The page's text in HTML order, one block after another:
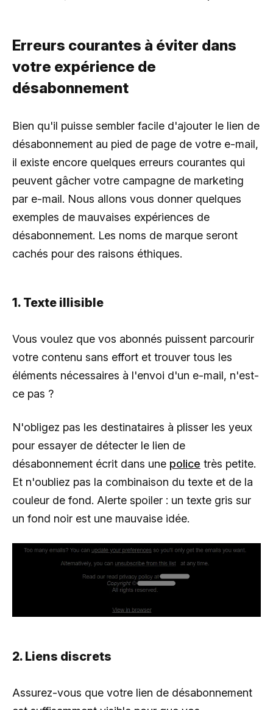
Erreurs courantes à éviter dans
votre expérience de
désabonnement
Bien qu'il puisse sembler facile d'ajouter le lien de
désabonnement au pied de page de votre e-mail,
il existe encore quelques erreurs courantes qui
peuvent gâcher votre campagne de marketing
par e-mail. Nous allons vous donner quelques
exemples de mauvaises expériences de
désabonnement. Les noms de marque seront
cachés pour des raisons éthiques.
1. Texte illisible
Vous voulez que vos abonnés puissent parcourir
votre contenu sans effort et trouver tous les
éléments nécessaires à l'envoi d'un e-mail, n'est-
ce pas ?
N'obligez pas les destinataires à plisser les yeux
pour essayer de détecter le lien de
désabonnement écrit dans une police très petite.
Et n'oubliez pas la combinaison du texte et de la
couleur de fond. Alerte spoiler : un texte gris sur
un fond noir est une mauvaise idée.
2. Liens discrets
Assurez-vous que votre lien de désabonnement